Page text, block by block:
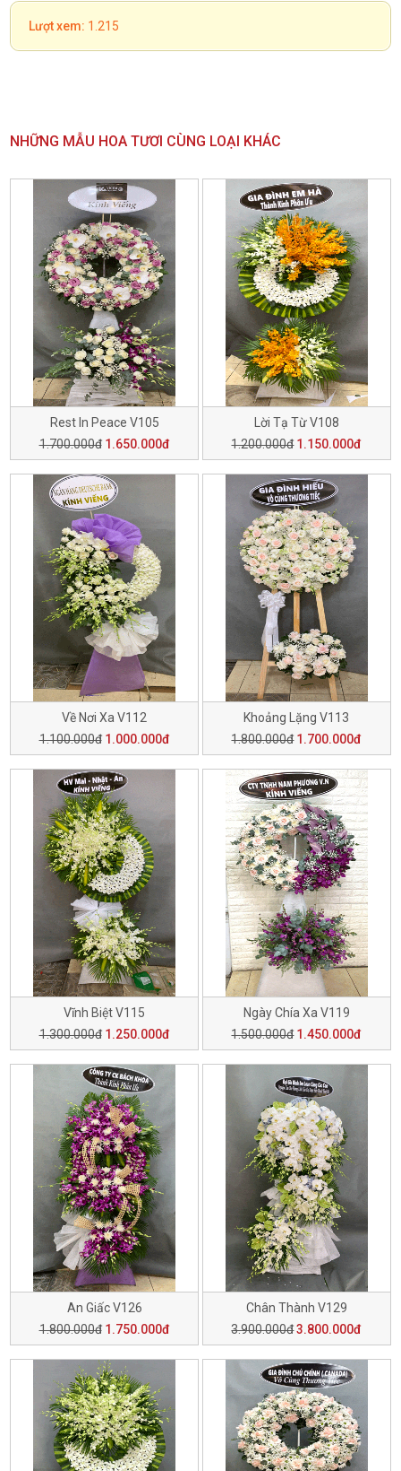
Lượt xem: 1.215
NHỮNG MẪU HOA TƯƠI CÙNG LOẠI KHÁC
Rest In Peace V105
1.700.000đ 1.650.000đ
Lời Tạ Từ V108
1.200.000đ 1.150.000đ
Về Nơi Xa V112
1.100.000đ 1.000.000đ
Khoảng Lặng V113
1.800.000đ 1.700.000đ
Vĩnh Biệt V115
1.300.000đ 1.250.000đ
Ngày Chía Xa V119
1.500.000đ 1.450.000đ
An Giấc V126
1.800.000đ 1.750.000đ
Chân Thành V129
3.900.000đ3.800.000đ